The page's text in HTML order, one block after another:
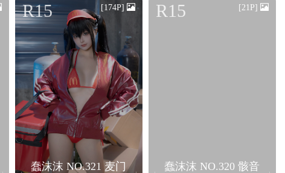
蠢沫沫 NO.321 麦门
R15 [174P]
蠢沫沫 NO.320 骸音
R15 [21P]